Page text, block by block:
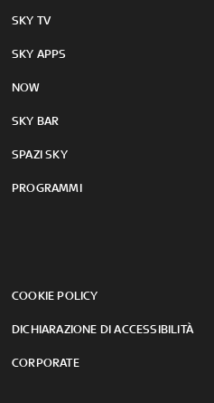
SKY TV
SKY APPS
NOW
SKY BAR
SPAZI SKY
PROGRAMMI
COOKIE POLICY
DICHIARAZIONE DI ACCESSIBILITÀ
CORPORATE